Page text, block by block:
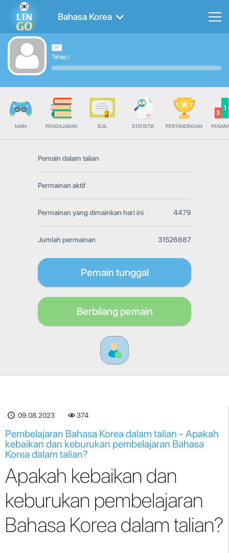
Bahasa Korea
Tahap/
MAIN PENGAJARAN SIJIL STATISTIK PERTANDINGAN
Pemain dalam talian
Permainan aktif
Permainan yang dimainkan hari ini 4479
Jumlah permainan 31526687
Pemain tunggal
Berbilang pemain
09.08.2023 374
Pembelajaran Bahasa Korea dalam talian - Apakah
kebaikan dan keburukan pembelajaran Bahasa
Korea dalam talian?
Apakah kebaikan dan
keburukan pembelajaran
Bahasa Korea dalam talian?